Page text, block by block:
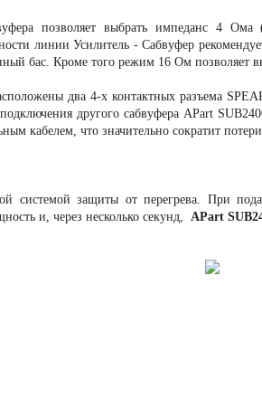
позволяет выбрать импеданс 4
линии Усилитель - Сабвуфер
бас. Кроме того режим 16 Ом позволяет
два 4-х контактных разъема
другого сабвуфера APart
кабелем, что значительно сократит
системой защиты от перегрева. При
и, через несколько секунд, APart